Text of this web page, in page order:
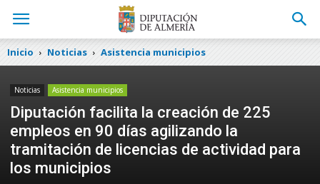
Inicio Noticias Asistencia municipios
Noticias Asistencia municipios
Diputación facilita la creación de 225
empleos en 90 días agilizando la
tramitación de licencias de actividad para
los municipios